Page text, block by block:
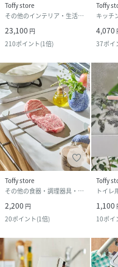
Toffy store
その他のインテリア・生活雑貨
23,100 円
210ポイント(1倍)
Toffy
キッチ
4,070
37ポイ
Toffy store
その他の食器・調理器具・キッチン用品
2,200 円
20ポイント(1倍)
Toffy
トイレ
1,100
10ポイ